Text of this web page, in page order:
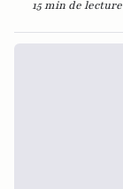
15 min de lecture